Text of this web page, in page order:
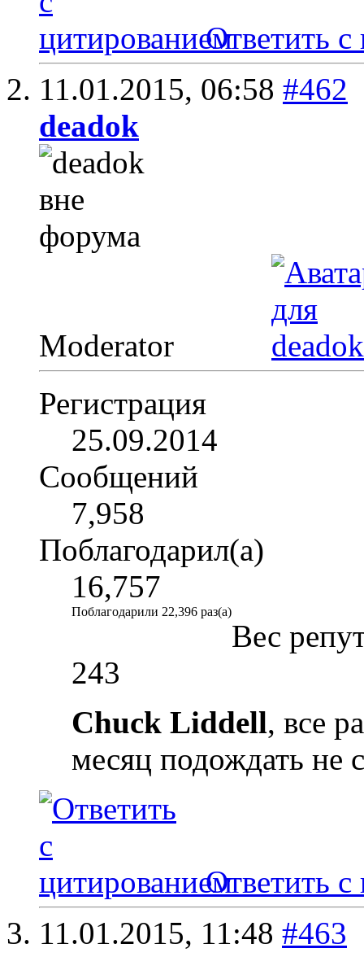
Ответить с
11.01.2015, 06:58 #462
deadok
Moderator
Регистрация
25.09.2014
Сообщений
7,958
Поблагодарил(а)
16,757
Поблагодарили 22,396 раз(а)
Вес
243
Chuck Liddell, все
месяц подождать не
Ответить с
11.01.2015, 11:48 #463